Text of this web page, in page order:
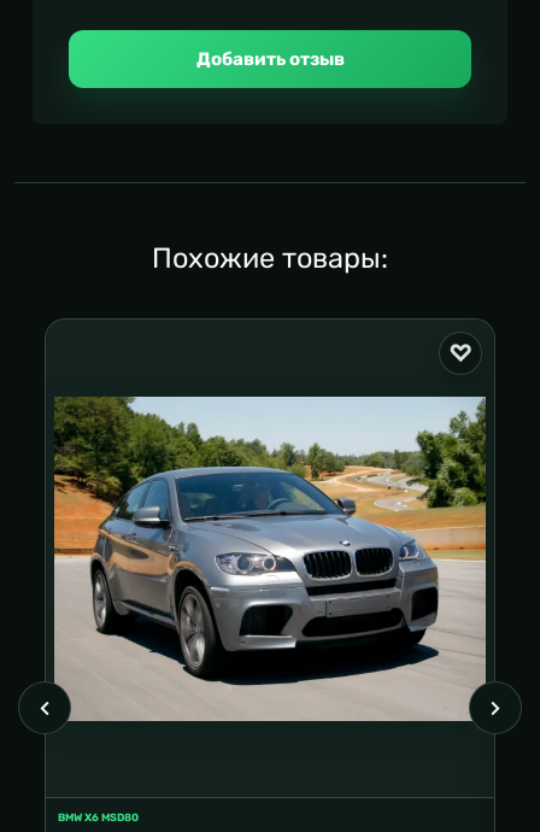
Добавить отзыв
Похожие товары:
BMW X6 MSD80